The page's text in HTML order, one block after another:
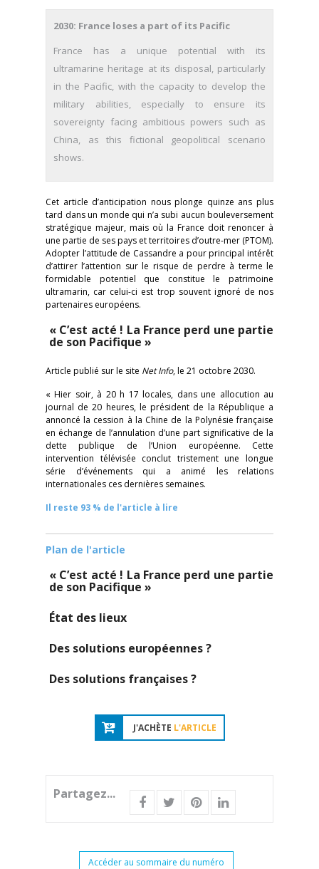
2030: France loses a part of its Pacific
France has a unique potential with its
ultramarine heritage at its disposal, particularly
in the Pacific, with the capacity to develop the
military abilities, especially to ensure its
sovereignty facing ambitious powers such as
China, as this fictional geopolitical scenario
shows.
Cet article d’anticipation nous plonge quinze ans plus
tard dans un monde qui n’a subi aucun bouleversement
stratégique majeur, mais où la France doit renoncer à
une partie de ses pays et territoires d’outre-mer (PTOM).
Adopter l’attitude de Cassandre a pour principal intérêt
d’attirer l’attention sur le risque de perdre à terme le
formidable potentiel que constitue le patrimoine
ultramarin, car celui-ci est trop souvent ignoré de nos
partenaires européens.
« C’est acté ! La France perd une partie
de son Pacifique »
Article publié sur le site Net Info, le 21 octobre 2030.
« Hier soir, à 20 h 17 locales, dans une allocution au
journal de 20 heures, le président de la République a
annoncé la cession à la Chine de la Polynésie française
en échange de l’annulation d’une part significative de la
dette publique de l’Union européenne. Cette
intervention télévisée conclut tristement une longue
série d’événements qui a animé les relations
internationales ces dernières semaines.
Il reste 93 % de l'article à lire
Plan de l'article
« C’est acté ! La France perd une partie
de son Pacifique »
État des lieux
Des solutions européennes ?
Des solutions françaises ?
J'ACHÈTE L'ARTICLE
Partagez...
Accéder au sommaire du numéro